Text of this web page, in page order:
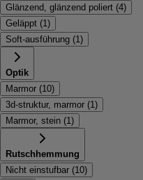
Glänzend, glänzend poliert (4)
Geläppt (1)
Soft-ausführung (1)
Optik
Marmor (10)
3d-struktur, marmor (1)
Marmor, stein (1)
Rutschhemmung
Nicht einstufbar (10)